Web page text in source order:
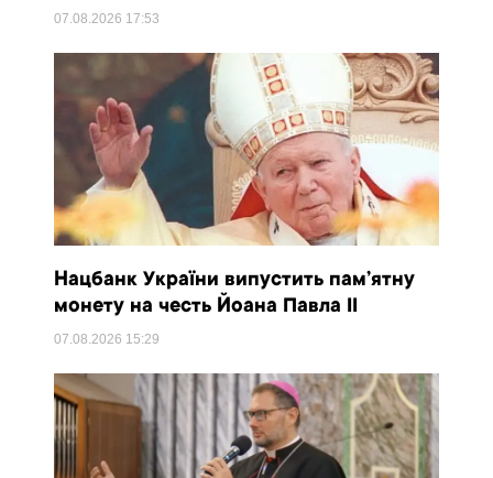
07.08.2026 17:53
Нацбанк України випустить пам’ятну
монету на честь Йоана Павла II
07.08.2026 15:29